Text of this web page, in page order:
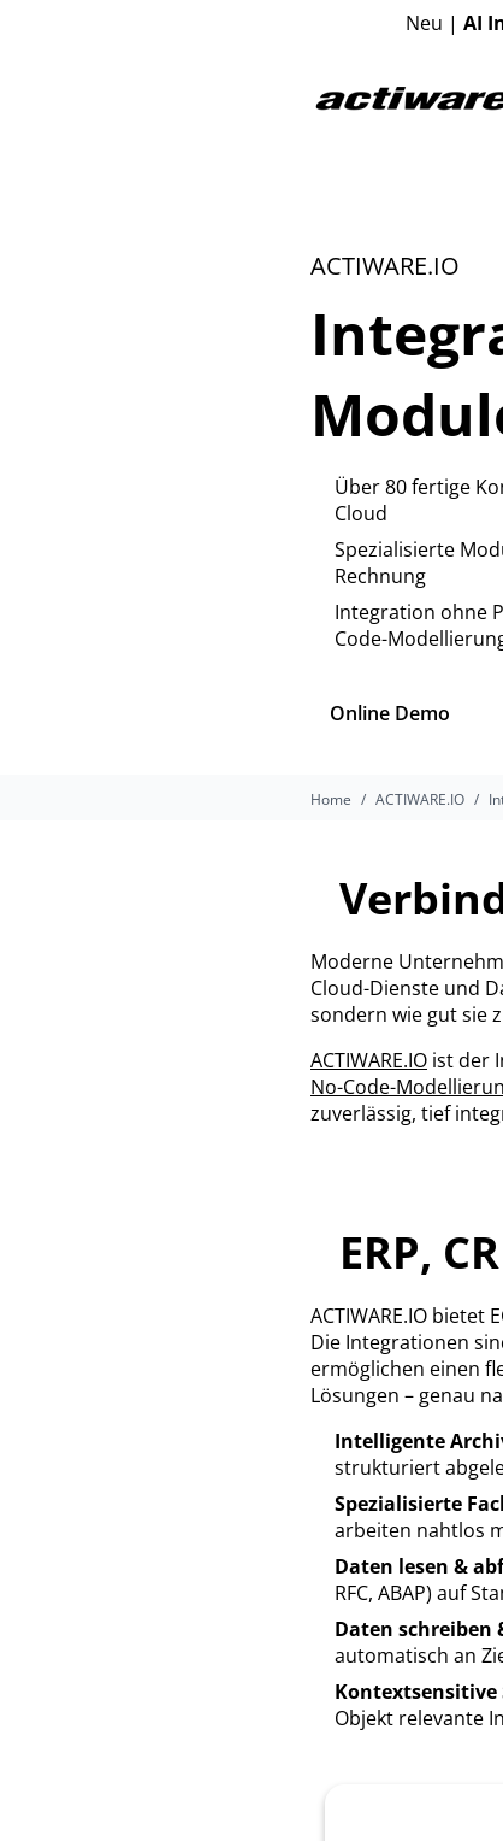
Neu | AI
ACTIWARE.IO
Über 80 fertige
Cloud
Spezialisierte
Rechnung
Integration ohne
Code-
Online Demo
Home ACTIWARE.IO
Moderne
Cloud-Dienste und
sondern wie gut sie
ACTIWARE.IO ist der
No-Code-
zuverlässig, tief
ERP,
ACTIWARE.IO bietet
Die Integrationen
ermöglichen einen
Lösungen – genau
Intelligente
strukturiert
Spezialisierte
arbeiten nahtlos
Daten lesen &
RFC, ABAP) auf
Daten schreiben
automatisch an
Kontextsensitive
Objekt relevante